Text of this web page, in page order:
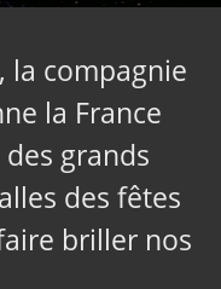
la compagnie
la France
grands
des fêtes
briller nos